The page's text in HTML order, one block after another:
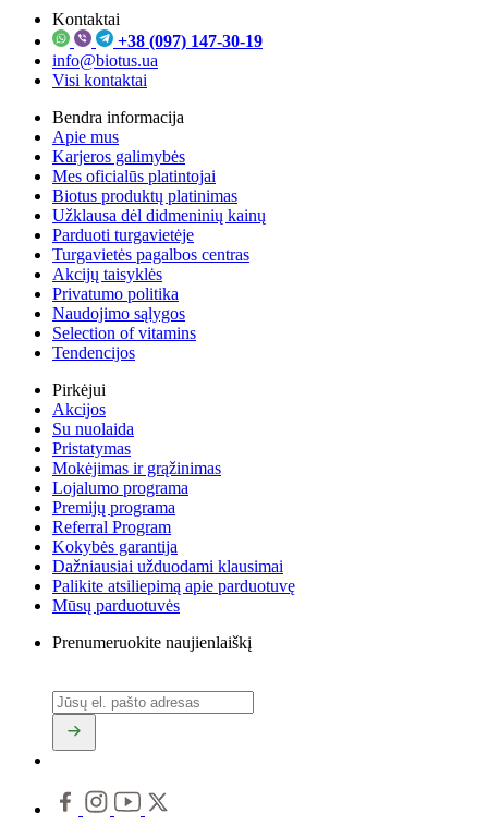
Kontaktai
+38 (097) 147-30-19
info@biotus.ua
Visi kontaktai
Bendra informacija
Apie mus
Karjeros galimybės
Mes oficialūs platintojai
Biotus produktų platinimas
Užklausa dėl didmeninių kainų
Parduoti turgavietėje
Turgavietės pagalbos centras
Akcijų taisyklės
Privatumo politika
Naudojimo sąlygos
Selection of vitamins
Tendencijos
Pirkėjui
Akcijos
Su nuolaida
Pristatymas
Mokėjimas ir grąžinimas
Lojalumo programa
Premijų programa
Referral Program
Kokybės garantija
Dažniausiai užduodami klausimai
Palikite atsiliepimą apie parduotuvę
Mūsų parduotuvės
Prenumeruokite naujienlaiškį